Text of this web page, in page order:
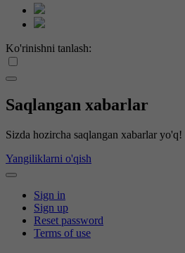
Ko'rinishni tanlash:
Saqlangan xabarlar
Sizda hozircha saqlangan xabarlar yo'q!
Yangiliklarni o'qish
Sign in
Sign up
Reset password
Terms of use